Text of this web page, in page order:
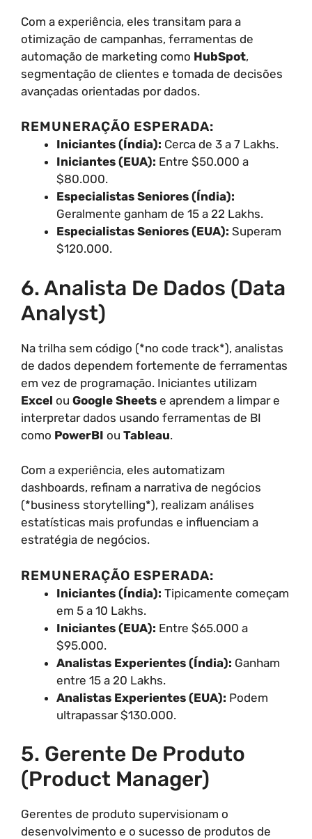
Com a experiência, eles transitam para a
otimização de campanhas, ferramentas de
automação de marketing como HubSpot,
segmentação de clientes e tomada de decisões
avançadas orientadas por dados.
REMUNERAÇÃO ESPERADA:
Iniciantes (Índia): Cerca de 3 a 7 Lakhs.
Iniciantes (EUA): Entre $50.000 a
$80.000.
Especialistas Seniores (Índia):
Geralmente ganham de 15 a 22 Lakhs.
Especialistas Seniores (EUA): Superam
$120.000.
6. Analista De Dados (Data
Analyst)
Na trilha sem código (*no code track*), analistas
de dados dependem fortemente de ferramentas
em vez de programação. Iniciantes utilizam
Excel ou Google Sheets e aprendem a limpar e
interpretar dados usando ferramentas de BI
como PowerBI ou Tableau.
Com a experiência, eles automatizam
dashboards, refinam a narrativa de negócios
(*business storytelling*), realizam análises
estatísticas mais profundas e influenciam a
estratégia de negócios.
REMUNERAÇÃO ESPERADA:
Iniciantes (Índia): Tipicamente começam
em 5 a 10 Lakhs.
Iniciantes (EUA): Entre $65.000 a
$95.000.
Analistas Experientes (Índia): Ganham
entre 15 a 20 Lakhs.
Analistas Experientes (EUA): Podem
ultrapassar $130.000.
5. Gerente De Produto
(Product Manager)
Gerentes de produto supervisionam o
desenvolvimento e o sucesso de produtos de